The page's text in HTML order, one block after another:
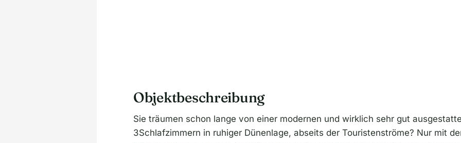
Objektbeschreibung
Sie träumen schon lange von einer modernen und wirklich sehr gut
3Schlafzimmern in ruhiger Dünenlage, abseits der Touristenströme? Nur mit